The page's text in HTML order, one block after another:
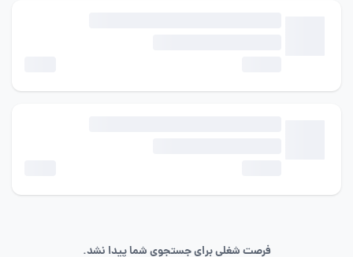
فرصت شغلی برای جستجوی شما پیدا نشد.